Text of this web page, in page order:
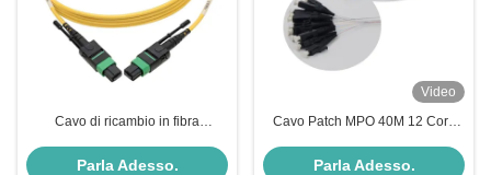
Cavo di ricambio in fibra
Parla Adesso.
Video
Cavo Patch MPO 40M 12 Core
Velocità Plenum 100G
Parla Adesso.